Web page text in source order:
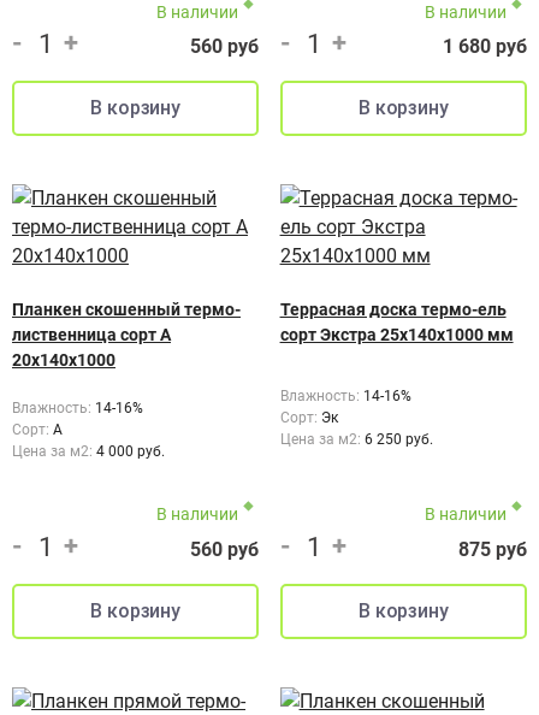
В наличии
- + 560 руб
В наличии
- + 1 680 руб
Планкен скошенный термо-
лиственница сорт А
20х140х1000
Влажность: 14-16%
Сорт: А
Цена за м2: 4 000 руб.
В наличии
- + 560 руб
Террасная доска термо-ель
сорт Экстра 25x140x1000 мм
Влажность: 14-16%
Сорт: Эк
Цена за м2: 6 250 руб.
В наличии
- + 875 руб